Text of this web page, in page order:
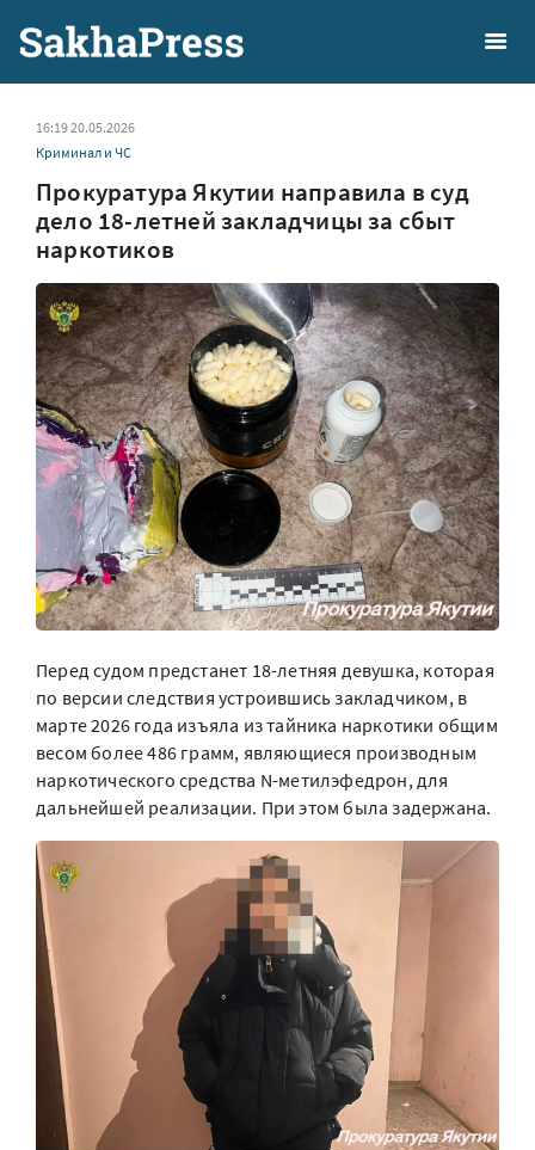
16:19 20.05.2026
Криминал и ЧС
Прокуратура Якутии направила в суд
дело 18-летней закладчицы за сбыт
наркотиков
Перед судом предстанет 18-летняя девушка, которая
по версии следствия устроившись закладчиком, в
марте 2026 года изъяла из тайника наркотики общим
весом более 486 грамм, являющиеся производным
наркотического средства N-метилэфедрон, для
дальнейшей реализации. При этом была задержана.